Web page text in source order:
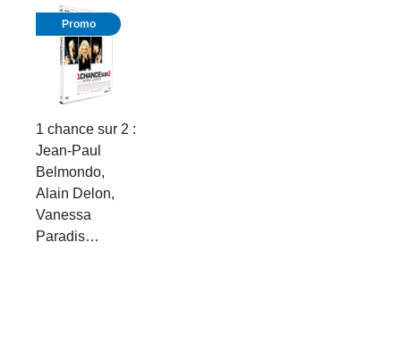
Promo
1 chance sur 2 :
Jean-Paul
Belmondo,
Alain Delon,
Vanessa
Paradis…